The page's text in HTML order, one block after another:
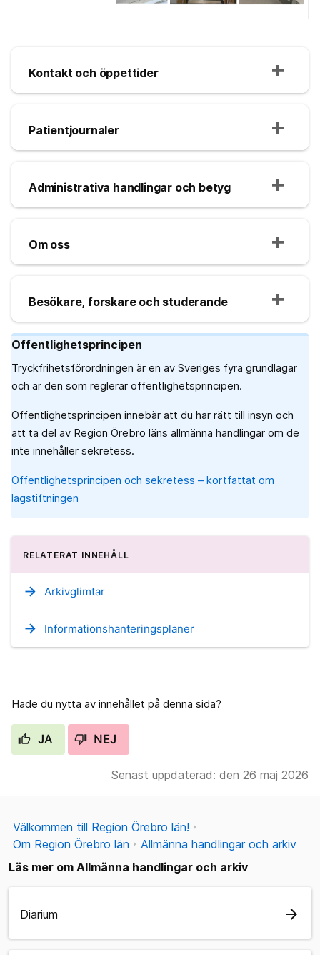
Kontakt och öppettider
Patientjournaler
Administrativa handlingar och betyg
Om oss
Besökare, forskare och studerande
Offentlighetsprincipen
Tryckfrihetsförordningen är en av Sveriges fyra grundlagar
och är den som reglerar offentlighetsprincipen.
Offentlighetsprincipen innebär att du har rätt till insyn och
att ta del av Region Örebro läns allmänna handlingar om de
inte innehåller sekretess.
Offentlighetsprincipen och sekretess – kortfattat om
lagstiftningen
RELATERAT INNEHÅLL
arrow_forward Arkivglimtar
arrow_forward Informationshanteringsplaner
Hade du nytta av innehållet på denna sida?
JA NEJ
Senast uppdaterad: den 26 maj 2026
Välkommen till Region Örebro län!
Om Region Örebro län
Allmänna handlingar och arkiv
Läs mer om Allmänna handlingar och arkiv
Diarium arrow_forward